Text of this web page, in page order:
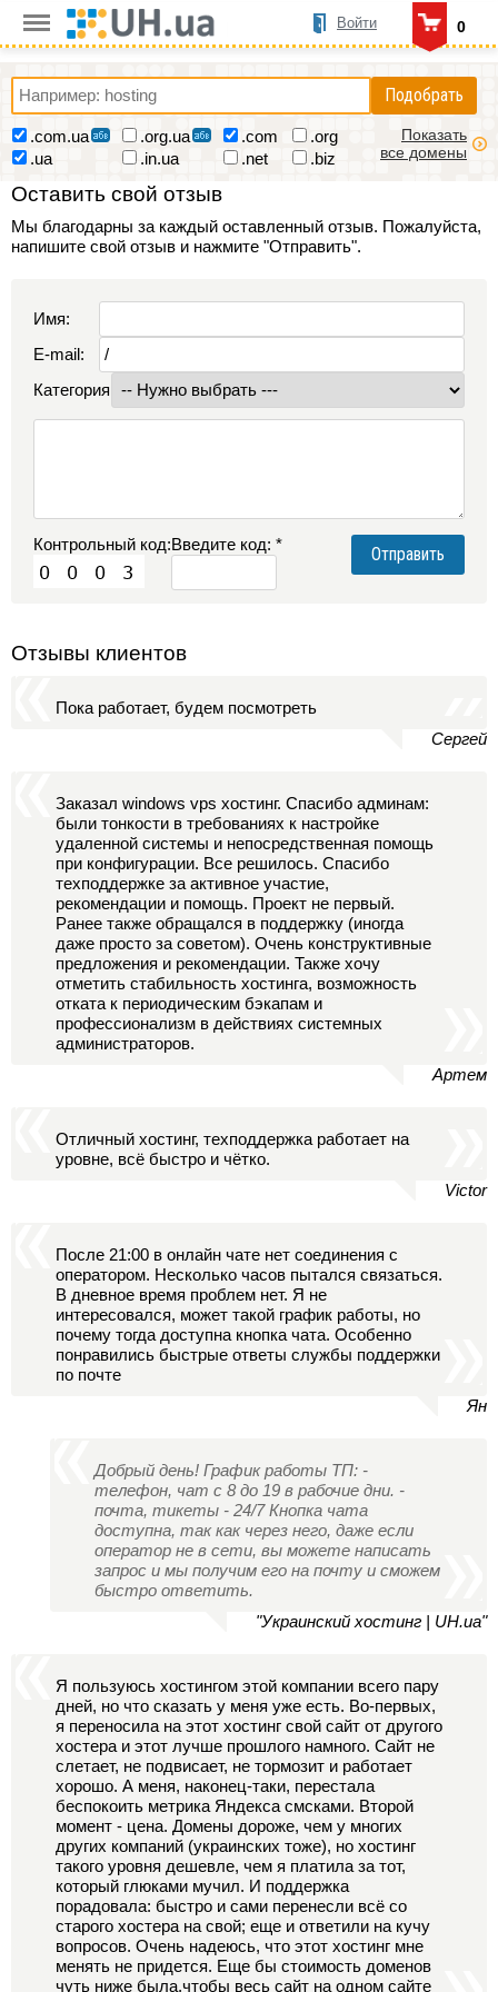
0
Войти
Подобрать
.com.ua .org.ua .com
.org
.ua
.in.ua .net .biz
Показать
все домены
Оставить свой отзыв
Мы благодарны за каждый оставленный отзыв. Пожалуйста,
напишите свой отзыв и нажмите "Отправить".
Имя:
E-mail:
Категория:
Контрольный код:Введите код: *
Отзывы клиентов
Пока работает, будем посмотреть
Сергей
Заказал windows vps хостинг. Спасибо админам:
были тонкости в требованиях к настройке
удаленной системы и непосредственная помощь
при конфигурации. Все решилось. Спасибо
техподдержке за активное участие,
рекомендации и помощь. Проект не первый.
Ранее также обращался в поддержку (иногда
даже просто за советом). Очень конструктивные
предложения и рекомендации. Также хочу
отметить стабильность хостинга, возможность
отката к периодическим бэкапам и
профессионализм в действиях системных
администраторов.
Артем
Отличный хостинг, техподдержка работает на
уровне, всё быстро и чётко.
Victor
После 21:00 в онлайн чате нет соединения с
оператором. Несколько часов пытался связаться.
В дневное время проблем нет. Я не
интересовался, может такой график работы, но
почему тогда доступна кнопка чата. Особенно
понравились быстрые ответы службы поддержки
по почте
Ян
Добрый день! График работы ТП: -
телефон, чат с 8 до 19 в рабочие дни. -
почта, тикеты - 24/7 Кнопка чата
доступна, так как через него, даже если
оператор не в сети, вы можете написать
запрос и мы получим его на почту и сможем
быстро ответить.
"Украинский хостинг | UH.ua"
Я пользуюсь хостингом этой компании всего пару
дней, но что сказать у меня уже есть. Во-первых,
я переносила на этот хостинг свой сайт от другого
хостера и этот лучше прошлого намного. Сайт не
слетает, не подвисает, не тормозит и работает
хорошо. А меня, наконец-таки, перестала
беспокоить метрика Яндекса смсками. Второй
момент - цена. Домены дороже, чем у многих
других компаний (украинских тоже), но хостинг
такого уровня дешевле, чем я платила за тот,
который глюками мучил. И поддержка
порадовала: быстро и сами перенесли всё со
старого хостера на свой; еще и ответили на кучу
вопросов. Очень надеюсь, что этот хостинг мне
менять не придется. Еще бы стоимость доменов
чуть ниже была,чтобы весь сайт на одном сайте